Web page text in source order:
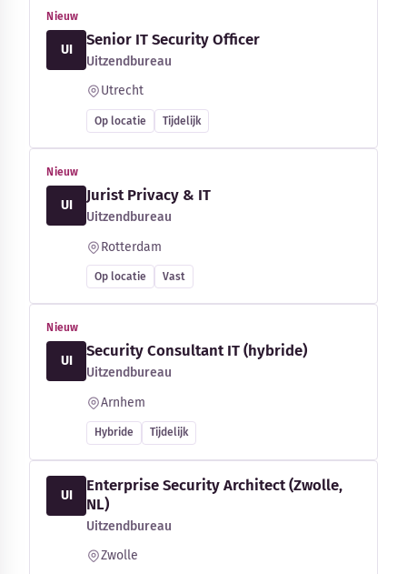
Nieuw
UI
Senior IT Security Officer
Uitzendbureau
Utrecht
Op locatie Tijdelijk
Nieuw
UI
Jurist Privacy & IT
Uitzendbureau
Rotterdam
Op locatie Vast
Nieuw
UI
Security Consultant IT (hybride)
Uitzendbureau
Arnhem
Hybride Tijdelijk
UI
Enterprise Security Architect (Zwolle,
NL)
Uitzendbureau
Zwolle